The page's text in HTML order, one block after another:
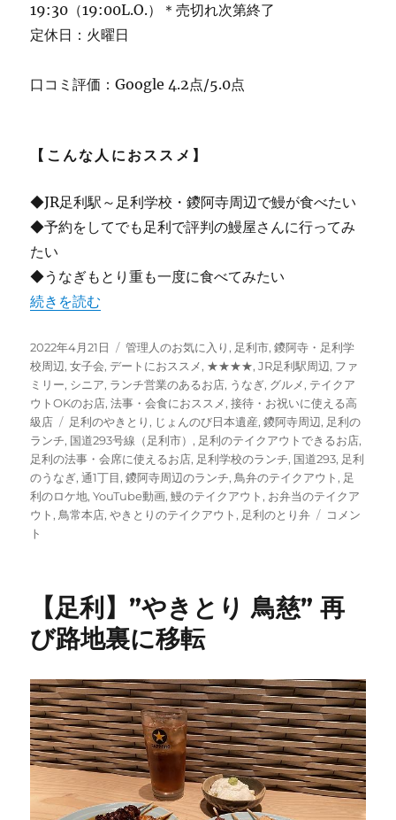
19:30（19:00L.O.）＊売切れ次第終了
定休日：火曜日
口コミ評価：Google 4.2点/5.0点
【こんな人におススメ】
◆JR足利駅～足利学校・鑁阿寺周辺で鰻が食べたい
◆予約をしてでも足利で評判の鰻屋さんに行ってみ
たい
◆うなぎもとり重も一度に食べてみたい
“【足利】ウマすぎるうなぎ! 鳥常本店 足利学校・JR
続きを読む
投
稿
日:
2022年4月21日
カ
テ
ゴ
リ
ー
管理人のお気に入り, 足利市,鑁阿寺・足利学
校周辺,女子会,デートにおススメ, ★★★★,JR足利駅周辺, ファ
ミリー, シニア, ランチ営業のあるお店, うなぎ, グルメ, テイクア
ウトOKのお店,法事・会食におススメ,接待・お祝いに使える高
級店
タ
グ
足利のやきとり, じょんのび日本遺産,鑁阿寺周辺, 足利の
ランチ, 国道293号線（足利市）, 足利のテイクアウトできるお店,
足利の法事・会席に使えるお店, 足利学校のランチ, 国道293, 足利
のうなぎ,通1丁目,鑁阿寺周辺のランチ,鳥弁のテイクアウト, 足
利のロケ地,YouTube動画,鰻のテイクアウト, お弁当のテイクア
ウト,鳥常本店,やきとりのテイクアウト, 足利のとり弁
【足
ぎ
ぎ!
鳥
常
本
店
足
利
学
コメン
ト
【足利】”やきとり 鳥慈” 再
び路地裏に移転